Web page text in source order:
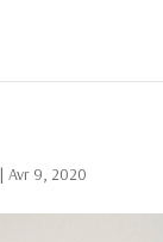
|Avr 9, 2020